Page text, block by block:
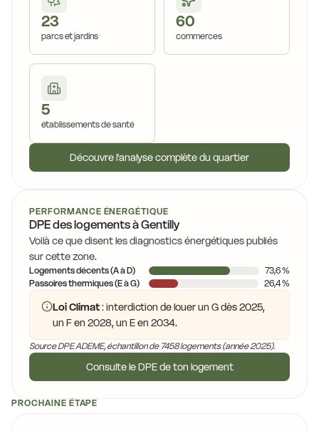
23
parcs et jardins
60
commerces
5
établissements de santé
Découvre l'analyse complète du quartier
PERFORMANCE ÉNERGÉTIQUE
DPE des logements à Gentilly
Voilà ce que disent les diagnostics énergétiques publiés
sur cette zone.
Logements décents (A à D)
73,6 %
Passoires thermiques (E à G)
26,4 %
Loi Climat: interdiction de louer un G dès 2025,
un F en 2028, un E en 2034.
Source DPE ADEME, échantillon de 7458 logements (année 2025).
Consulte le DPE de ton logement
PROCHAINE ÉTAPE